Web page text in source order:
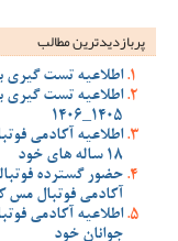
پربازدیدترین‌ مطالب
اطلاعیه تست گیری
اطلاعیه تست گیری
1405_1406
اطلاعیه آکادمی
18 ساله های خود
حضور گسترده
آکادمی فوتبال مس
اطلاعیه آکادمی
جوانان خود